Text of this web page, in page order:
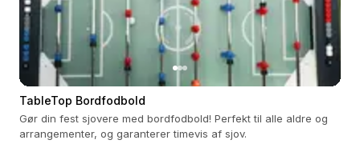
TableTop Bordfodbold
Gør din fest sjovere med bordfodbold! Perfekt til alle aldre og
arrangementer, og garanterer timevis af sjov.